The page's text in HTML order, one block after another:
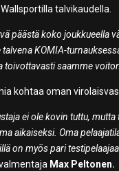
talvikaudella.
päästä koko joukkueella
talvena KOMIA-
toivottavasti saamme
kohtaa oman
ei ole kovin tuttu,
aikaiseksi. Oma
on myös pari
Max Peltonen.